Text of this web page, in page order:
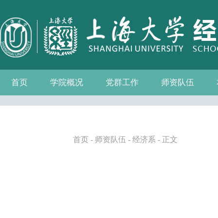
首页 学院概况
学院介绍 学院简介
发展历程
历任院长
现任领导
组织机构
学院愿景
党群工作
党务公开
党的建设
群众团体 工会
青联会
妇委会
退管会
学院制度
师资队伍
教师名录
人事专栏
招聘信息
博士后流动站
首页 - 师资队伍 - 经济系 - 正文